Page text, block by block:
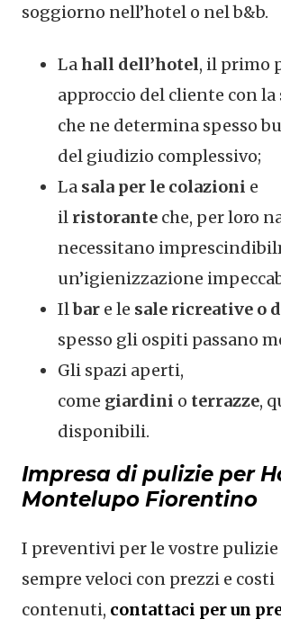
soggiorno nell’hotel o nel b&b.
Lahall dell’hotel, il primo
approccio del cliente con
che ne determina spesso
del giudizio complessivo;
La sala per le colazioni e
il ristorante che, per loro
necessitano
un’igienizzazione
Ilbar e le sale ricreative o
spesso gli ospiti passano
Gli spazi aperti,
come giardini o terrazze,
disponibili.
Impresa di pulizie per
Montelupo Fiorentino
I preventivi per le vostre pulizie
sempre veloci con prezzi e costi
contenuti, contattaci per un